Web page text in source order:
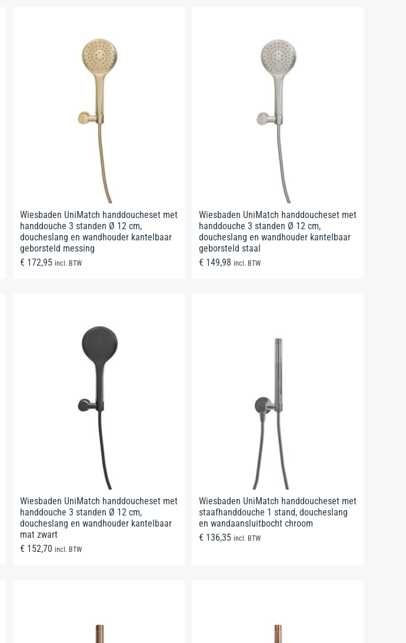
Wiesbaden UniMatch handdoucheset met
handdouche 3 standen Ø 12 cm,
doucheslang en wandhouder kantelbaar
geborsteld messing
€ 172,95 incl. BTW
Wiesbaden UniMatch handdoucheset met
handdouche 3 standen Ø 12 cm,
doucheslang en wandhouder kantelbaar
geborsteld staal
€ 149,98 incl. BTW
Wiesbaden UniMatch handdoucheset met
handdouche 3 standen Ø 12 cm,
doucheslang en wandhouder kantelbaar
mat zwart
€ 152,70 incl. BTW
Wiesbaden UniMatch handdoucheset met
staafhanddouche 1 stand, doucheslang
en wandaansluitbocht chroom
€ 136,35 incl. BTW